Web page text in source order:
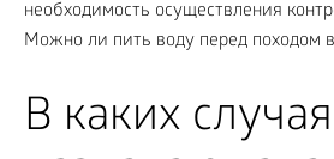
необходимость осуществления
Можно ли пить воду перед походом
В каких